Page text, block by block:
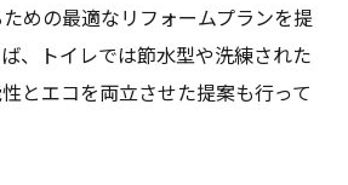
めの最適なリフォームプランを提
、トイレでは節水型や洗練された
とエコを両立させた提案も行って